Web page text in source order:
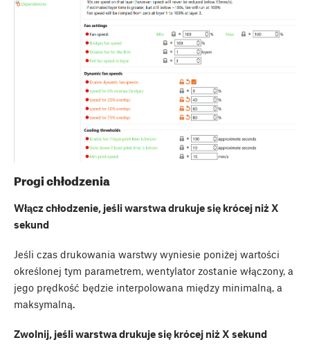
Progi chłodzenia
Włącz chłodzenie, jeśli warstwa drukuje się krócej niż X
sekund
Jeśli czas drukowania warstwy wyniesie poniżej wartości
określonej tym parametrem, wentylator zostanie włączony, a
jego prędkość będzie interpolowana między minimalną, a
maksymalną.
Zwolnij, jeśli warstwa drukuje się krócej niż X sekund